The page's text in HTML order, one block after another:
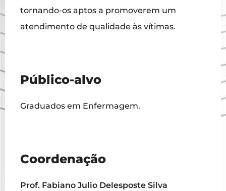
tornando-os aptos a promoverem um
atendimento de qualidade às vítimas.
Público-alvo
Graduados em Enfermagem.
Coordenação
Prof. Fabiano Julio Delesposte Silva